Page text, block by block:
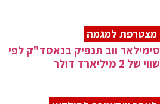
מצטרפת למגמה
סימילאר ווב תנפיק בנאסד"ק לפי
שווי של 2 מיליארד דולר